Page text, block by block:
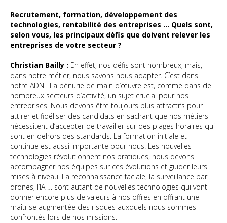
Recrutement, formation, développement des
technologies, rentabilité des entreprises ... Quels sont,
selon vous, les principaux défis que doivent relever les
entreprises de votre secteur ?
Christian Bailly : En effet, nos défis sont nombreux, mais,
dans notre métier, nous savons nous adapter. C’est dans
notre ADN ! La pénurie de main d’œuvre est, comme dans de
nombreux secteurs d’activité, un sujet crucial pour nos
entreprises. Nous devons être toujours plus attractifs pour
attirer et fidéliser des candidats en sachant que nos métiers
nécessitent d’accepter de travailler sur des plages horaires qui
sont en dehors des standards. La formation initiale et
continue est aussi importante pour nous. Les nouvelles
technologies révolutionnent nos pratiques, nous devons
accompagner nos équipes sur ces évolutions et guider leurs
mises à niveau. La reconnaissance faciale, la surveillance par
drones, l’IA … sont autant de nouvelles technologies qui vont
donner encore plus de valeurs à nos offres en offrant une
maîtrise augmentée des risques auxquels nous sommes
confrontés lors de nos missions.